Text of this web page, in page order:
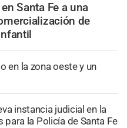
Santa Fe a una
de
en la zona oeste y un
instancia judicial en la
la Policía de Santa Fe